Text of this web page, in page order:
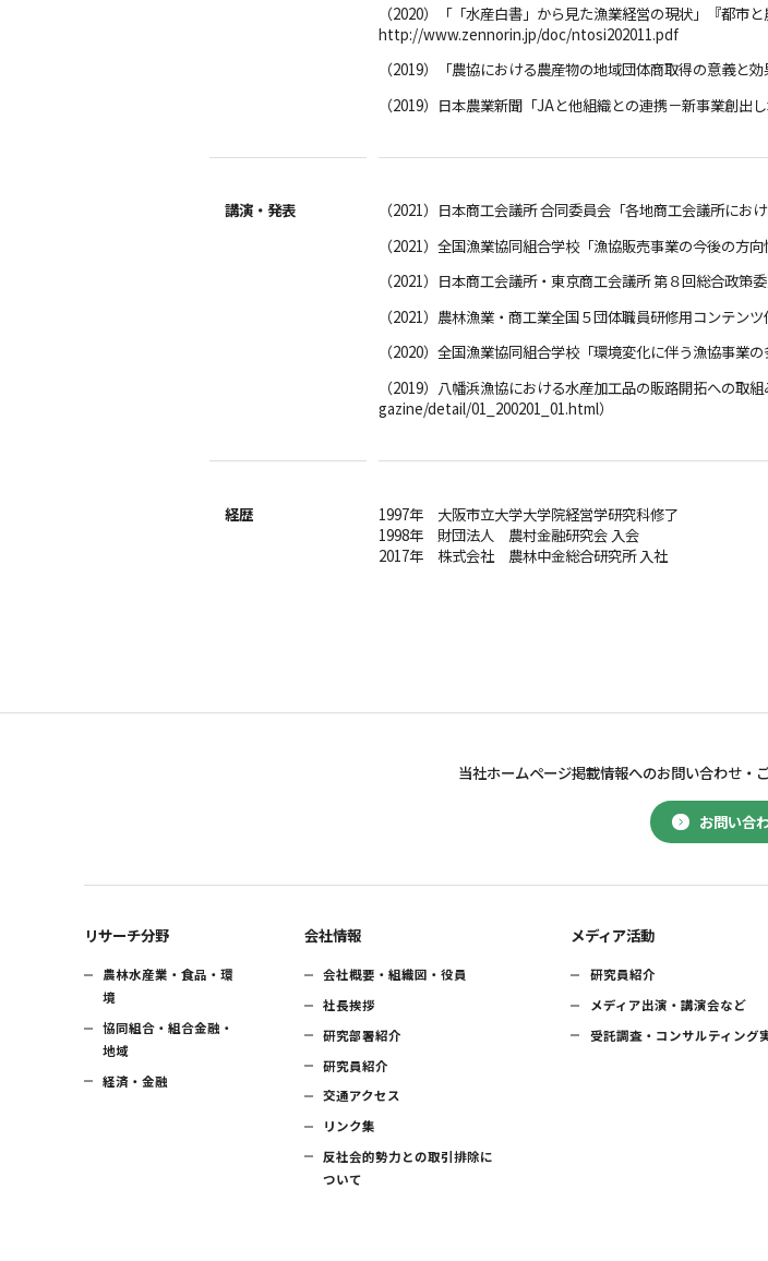
（2020）「「水産白書」から見た漁業経営の現状」『都市
http://www.zennorin.jp/doc/ntosi202011.pdf
（2019）「農協における農産物の地域団体商取得の意義と
（2019）日本農業新聞「JAと他組織との連携－新事業創出
講演・発表
（2021）日本商工会議所 合同委員会「各地商工会議所にお
（2021）全国漁業協同組合学校「漁協販売事業の今後の方向
（2021）日本商工会議所・東京商工会議所 第８回総合政策
（2021）農林漁業・商工業全国５団体職員研修用コンテン
（2020）全国漁業協同組合学校「環境変化に伴う漁協事業の
（2019）八幡浜漁協における水産加工品の販路開拓への
gazine/detail/01_200201_01.html）
経歴
1997年 大阪市立大学大学院経営学研究科修了
1998年 財団法人 農村金融研究会 入会
2017年 株式会社 農林中金総合研究所 入社
お問い合
当社ホームページ掲載情報へのお問い合わせ・
リサーチ分野
農林水産業・食品・環
境
協同組合・組合金融・
地域
経済・金融
会社情報
会社概要・組織図・役員
社長挨拶
研究部署紹介
研究員紹介
交通アクセス
リンク集
反社会的勢力との取引排除に
ついて
メディア活動
研究員紹介
メディア出演・講演会など
受託調査・コンサルティング